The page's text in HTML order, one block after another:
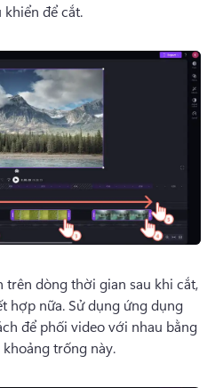
để cắt.
trên dòng thời gian sau khi cắt,
hợp nữa. Sử dụng ứng dụng
để phối video với nhau bằng
trống này.